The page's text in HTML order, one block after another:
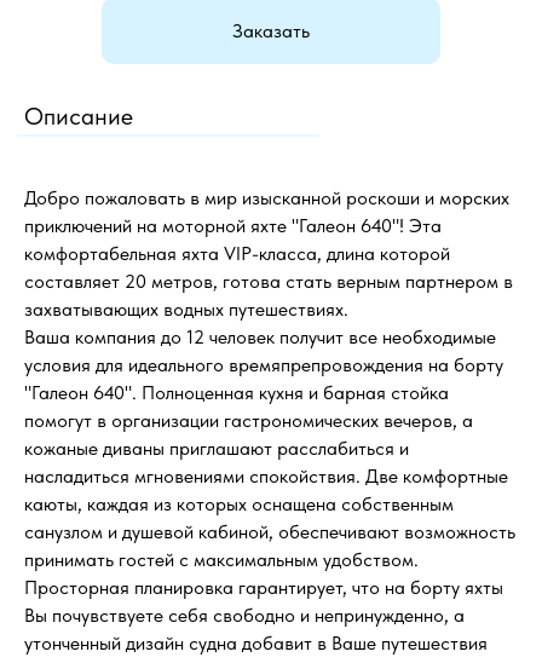
Описание
Заказать
Добро пожаловать в мир изысканной роскоши и морских
приключений на моторной яхте "Галеон 640"! Эта
комфортабельная яхта VIP-класса, длина которой
составляет 20 метров, готова стать верным партнером в
захватывающих водных путешествиях.
Ваша компания до 12 человек получит все необходимые
условия для идеального времяпрепровождения на борту
"Галеон 640". Полноценная кухня и барная стойка
помогут в организации гастрономических вечеров, а
кожаные диваны приглашают расслабиться и
насладиться мгновениями спокойствия. Две комфортные
каюты, каждая из которых оснащена собственным
санузлом и душевой кабиной, обеспечивают возможность
принимать гостей с максимальным удобством.
Просторная планировка гарантирует, что на борту яхты
Вы почувствуете себя свободно и непринужденно, а
утонченный дизайн судна добавит в Ваше путешествия